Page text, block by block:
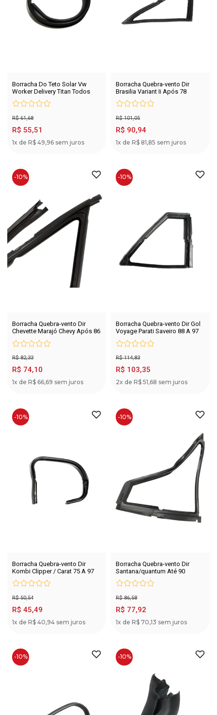
Borracha Do Teto Solar Vw
Worker Delivery Titan Todos
R$ 61,68
R$ 55,51
1x de R$ 49,96 sem juros
Borracha Quebra-vento Dir
Brasilia Variant Ii Após 78
R$ 101,05
R$ 90,94
1x de R$ 81,85 sem juros
-10%
Borracha Quebra-vento Dir
Chevette Marajó Chevy Após 86
R$ 82,33
R$ 74,10
1x de R$ 66,69 sem juros
-10%
Borracha Quebra-vento Dir Gol
Voyage Parati Saveiro 88 A 97
R$ 114,83
R$ 103,35
2x de R$ 51,68 sem juros
-10%
Borracha Quebra-vento Dir
Kombi Clipper / Carat 75 A 97
R$ 50,54
R$ 45,49
1x de R$ 40,94 sem juros
-10%
Borracha Quebra-vento Dir
Santana/quantum Até 90
R$ 86,58
R$ 77,92
1x de R$ 70,13 sem juros
-10% -10%